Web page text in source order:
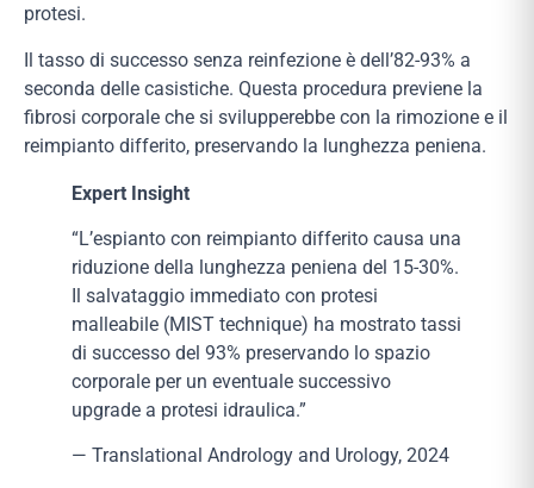
protesi.
Il tasso di successo senza reinfezione è dell’82-93% a
seconda delle casistiche. Questa procedura previene la
fibrosi corporale che si svilupperebbe con la rimozione e il
reimpianto differito, preservando la lunghezza peniena.
Expert Insight
“L’espianto con reimpianto differito causa una
riduzione della lunghezza peniena del 15-30%.
Il salvataggio immediato con protesi
malleabile (MIST technique) ha mostrato tassi
di successo del 93% preservando lo spazio
corporale per un eventuale successivo
upgrade a protesi idraulica.”
— Translational Andrology and Urology, 2024